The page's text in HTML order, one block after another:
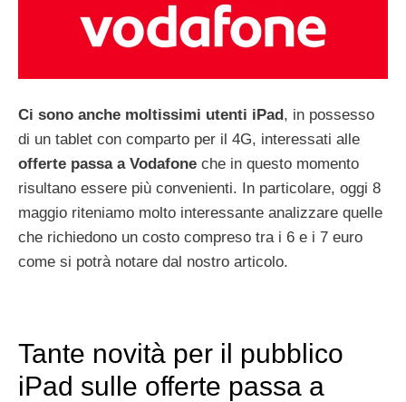
Ci sono anche moltissimi utenti iPad, in possesso
di un tablet con comparto per il 4G, interessati alle
offerte passa a Vodafone che in questo momento
risultano essere più convenienti. In particolare, oggi 8
maggio riteniamo molto interessante analizzare quelle
che richiedono un costo compreso tra i 6 e i 7 euro
come si potrà notare dal nostro articolo.
Tante novità per il pubblico
iPad sulle offerte passa a